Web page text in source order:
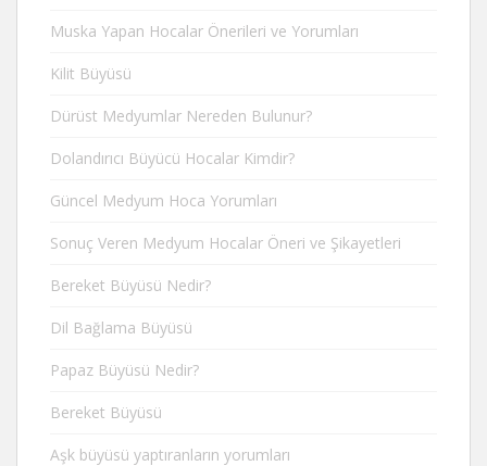
Muska Yapan Hocalar Önerileri ve Yorumları
Kilit Büyüsü
Dürüst Medyumlar Nereden Bulunur?
Dolandırıcı Büyücü Hocalar Kimdir?
Güncel Medyum Hoca Yorumları
Sonuç Veren Medyum Hocalar Öneri ve Şikayetleri
Bereket Büyüsü Nedir?
Dil Bağlama Büyüsü
Papaz Büyüsü Nedir?
Bereket Büyüsü
Aşk büyüsü yaptıranların yorumları